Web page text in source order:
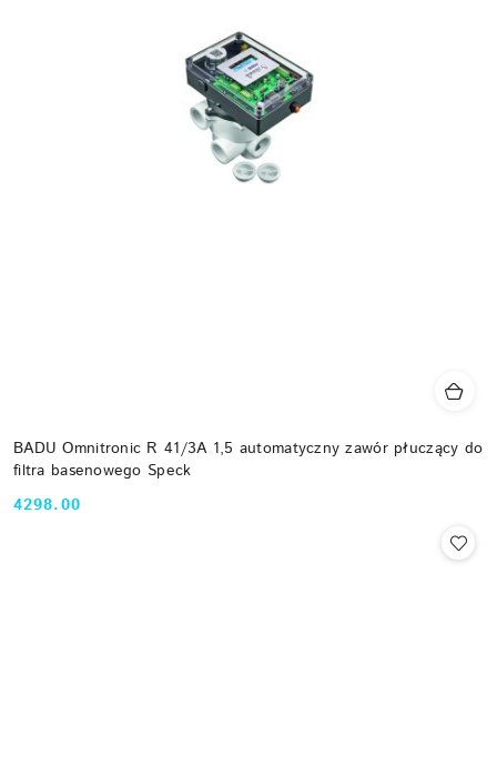
BADU Omnitronic R 41/3A 1,5 automatyczny zawór płuczący do
filtra basenowego Speck
Cena:
4298.00